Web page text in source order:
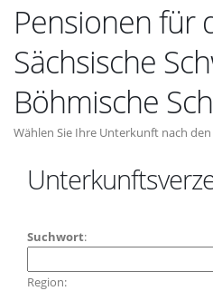
Pensionen für
Sächsische
Böhmische
Wählen Sie Ihre Unterkunft nach
Suchwort:
Region: